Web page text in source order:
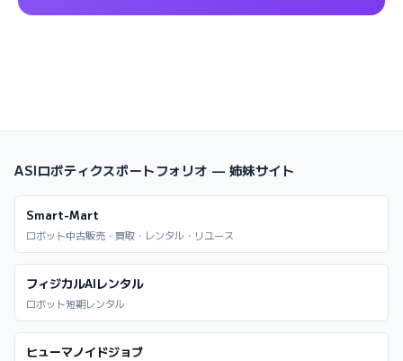
ASIロボティクスポートフォリオ — 姉妹サイト
Smart-Mart
ロボット中古販売・買取・レンタル・リユース
フィジカルAIレンタル
ロボット短期レンタル
ヒューマノイドジョブ